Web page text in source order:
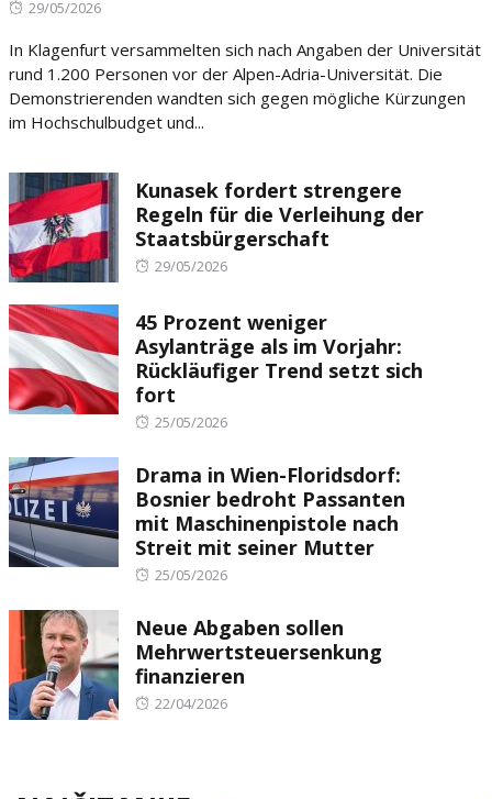
Posted
29/05/2026
In Klagenfurt versammelten sich nach Angaben der Universität
rund 1.200 Personen vor der Alpen-Adria-Universität. Die
Demonstrierenden wandten sich gegen mögliche Kürzungen
im Hochschulbudget und...
Kunasek fordert strengere
Regeln für die Verleihung der
Staatsbürgerschaft
Posted
29/05/2026
45 Prozent weniger
Asylanträge als im Vorjahr:
Rückläufiger Trend setzt sich
fort
Posted
25/05/2026
Drama in Wien-Floridsdorf:
Bosnier bedroht Passanten
mit Maschinenpistole nach
Streit mit seiner Mutter
Posted
25/05/2026
Neue Abgaben sollen
Mehrwertsteuersenkung
finanzieren
Posted
22/04/2026